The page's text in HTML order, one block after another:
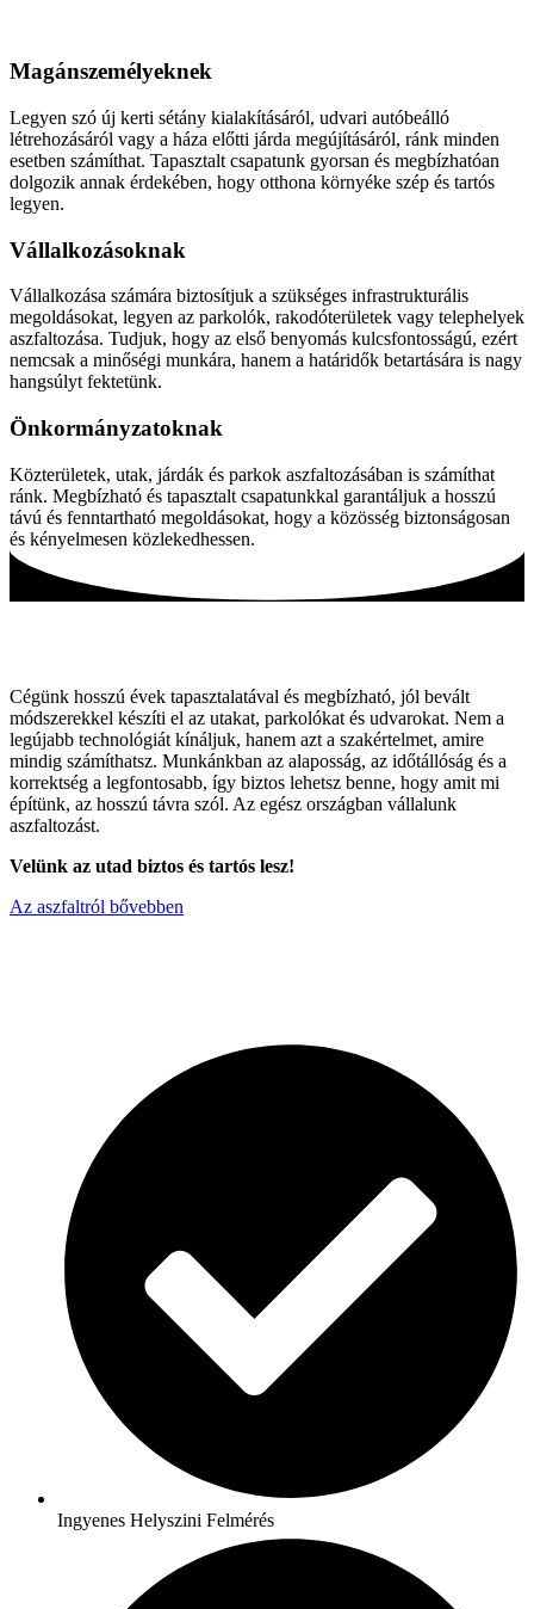
Magánszemélyeknek
Legyen szó új kerti sétány kialakításáról, udvari autóbeálló
létrehozásáról vagy a háza előtti járda megújításáról, ránk minden
esetben számíthat. Tapasztalt csapatunk gyorsan és megbízhatóan
dolgozik annak érdekében, hogy otthona környéke szép és tartós
legyen.
Vállalkozásoknak
Vállalkozása számára biztosítjuk a szükséges infrastrukturális
megoldásokat, legyen az parkolók, rakodóterületek vagy telephelyek
aszfaltozása. Tudjuk, hogy az első benyomás kulcsfontosságú, ezért
nemcsak a minőségi munkára, hanem a határidők betartására is nagy
hangsúlyt fektetünk.
Önkormányzatoknak
Közterületek, utak, járdák és parkok aszfaltozásában is számíthat
ránk. Megbízható és tapasztalt csapatunkkal garantáljuk a hosszú
távú és fenntartható megoldásokat, hogy a közösség biztonságosan
és kényelmesen közlekedhessen.
Cégünk hosszú évek tapasztalatával és megbízható, jól bevált
módszerekkel készíti el az utakat, parkolókat és udvarokat. Nem a
legújabb technológiát kínáljuk, hanem azt a szakértelmet, amire
mindig számíthatsz. Munkánkban az alaposság, az időtállóság és a
korrektség a legfontosabb, így biztos lehetsz benne, hogy amit mi
építünk, az hosszú távra szól. Az egész országban vállalunk
aszfaltozást.
Velünk az utad biztos és tartós lesz!
Az aszfaltról bővebben
Ingyenes Helyszini Felmérés